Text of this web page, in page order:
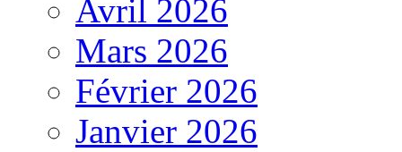
Avril 2026
Mars 2026
Février 2026
Janvier 2026